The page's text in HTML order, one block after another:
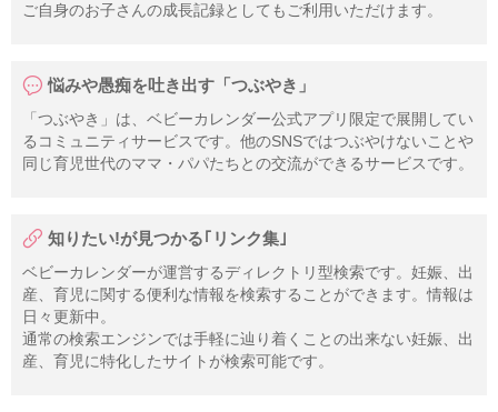
ご自身のお子さんの成長記録としてもご利用いただけます。
悩みや愚痴を吐き出す「つぶやき」
「つぶやき」は、ベビーカレンダー公式アプリ限定で展開してい
るコミュニティサービスです。他のSNSではつぶやけないことや
同じ育児世代のママ・パパたちとの交流ができるサービスです。
知りたい!が見つかる｢リンク集｣
ベビーカレンダーが運営するディレクトリ型検索です。妊娠、出
産、育児に関する便利な情報を検索することができます。情報は
日々更新中。
通常の検索エンジンでは手軽に辿り着くことの出来ない妊娠、出
産、育児に特化したサイトが検索可能です。